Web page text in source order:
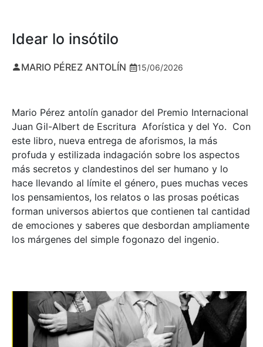
Idear lo insótilo
MARIO PÉREZ ANTOLÍN 15/06/2026
Mario Pérez antolín ganador del Premio Internacional
Juan Gil-Albert de Escritura Aforística y del Yo. Con
este libro, nueva entrega de aforismos, la más
profuda y estilizada indagación sobre los aspectos
más secretos y clandestinos del ser humano y lo
hace llevando al límite el género, pues muchas veces
los pensamientos, los relatos o las prosas poéticas
forman universos abiertos que contienen tal cantidad
de emociones y saberes que desbordan ampliamente
los márgenes del simple fogonazo del ingenio.